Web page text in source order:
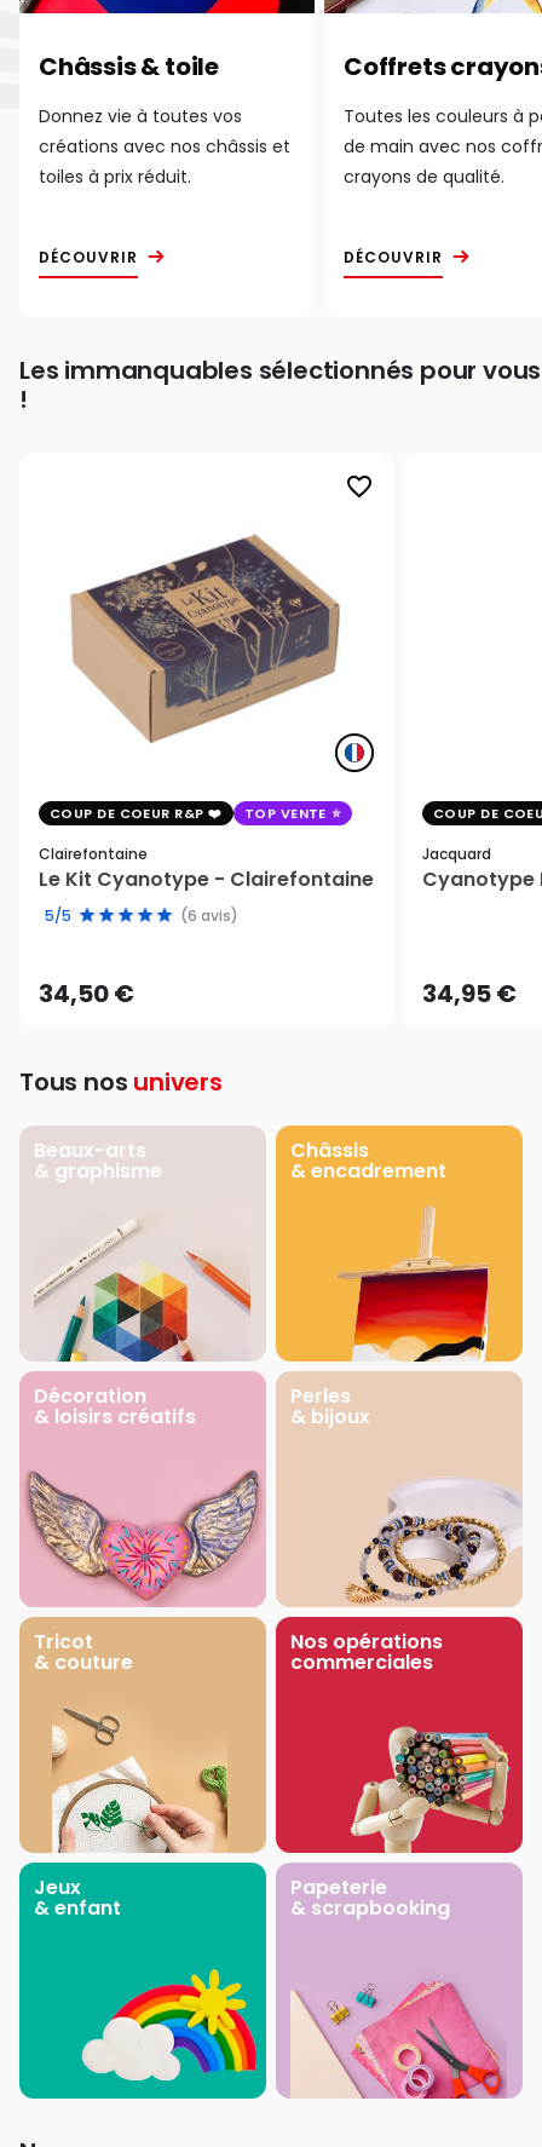
Châssis & toile
Donnez vie à toutes vos
créations avec nos châssis et
toiles à prix réduit.
DÉCOUVRIR
Coffrets
Toutes les couleurs à
de main avec nos
crayons de qualité.
DÉCOUVRIR
Les immanquables sélectionnés pour vous
!
favorite_border
COUP DE COEUR R&P TOP VENTE
Clairefontaine
Le Kit Cyanotype - Clairefontaine
5/5 (6 avis)
34,50 €
COUP DE
Jacquard
Cyanotype
34,95 €
Tous nos univers
Beaux-arts
& graphisme
Châssis
& encadrement
Décoration
& loisirs créatifs
Perles
& bijoux
Tricot
& couture
Nos opérations
commerciales
Jeux
& enfant
Papeterie
& scrapbooking